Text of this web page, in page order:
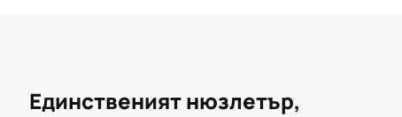
Единственият нюзлетър,